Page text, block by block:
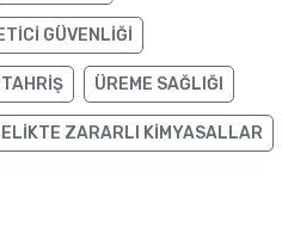
GÜVENLIĞI
ÜREME SAĞLIĞI
ZARARLI KIMYASALLAR